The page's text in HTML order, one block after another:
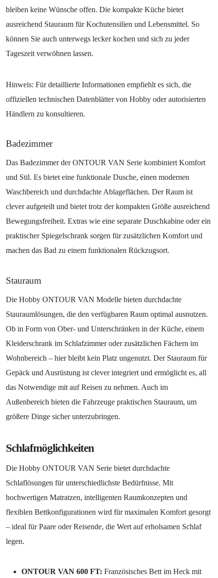
bleiben keine Wünsche offen. Die kompakte Küche bietet
ausreichend Stauraum für Kochutensilien und Lebensmittel. So
können Sie auch unterwegs lecker kochen und sich zu jeder
Tageszeit verwöhnen lassen.
Hinweis: Für detaillierte Informationen empfiehlt es sich, die
offiziellen technischen Datenblätter von Hobby oder autorisierten
Händlern zu konsultieren.
Badezimmer
Das Badezimmer der ONTOUR VAN Serie kombiniert Komfort
und Stil. Es bietet eine funktionale Dusche, einen modernen
Waschbereich und durchdachte Ablageflächen. Der Raum ist
clever aufgeteilt und bietet trotz der kompakten Größe ausreichend
Bewegungsfreiheit. Extras wie eine separate Duschkabine oder ein
praktischer Spiegelschrank sorgen für zusätzlichen Komfort und
machen das Bad zu einem funktionalen Rückzugsort.
Stauraum
Die Hobby ONTOUR VAN Modelle bieten durchdachte
Stauraumlösungen, die den verfügbaren Raum optimal ausnutzen.
Ob in Form von Ober- und Unterschränken in der Küche, einem
Kleiderschrank im Schlafzimmer oder zusätzlichen Fächern im
Wohnbereich – hier bleibt kein Platz ungenutzt. Der Stauraum für
Gepäck und Ausrüstung ist clever integriert und ermöglicht es, all
das Notwendige mit auf Reisen zu nehmen. Auch im
Außenbereich bieten die Fahrzeuge praktischen Stauraum, um
größere Dinge sicher unterzubringen.
Schlafmöglichkeiten
Die Hobby ONTOUR VAN Serie bietet durchdachte
Schlaflösungen für unterschiedlichste Bedürfnisse. Mit
hochwertigen Matratzen, intelligenten Raumkonzepten und
flexiblen Bettkonfigurationen wird für maximalen Komfort gesorgt
– ideal für Paare oder Reisende, die Wert auf erholsamen Schlaf
legen.
ONTOUR VAN 600 FT: Französisches Bett im Heck mit